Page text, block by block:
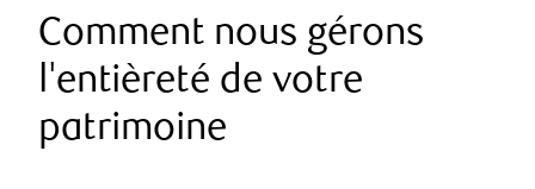
Comment nous gérons
l'entièreté de votre
patrimoine